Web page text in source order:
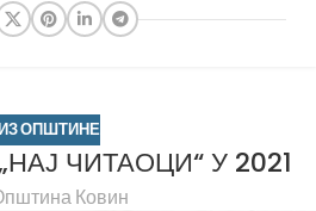
ОПШТИНЕ
ЧИТАОЦИ“ У 2021
Ковин